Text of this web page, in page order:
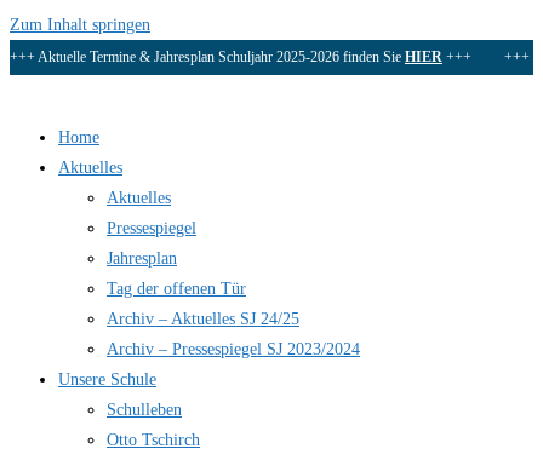
Zum Inhalt springen
+++ Aktuelle Termine & Jahresplan Schuljahr 2025-2026 finden Sie HIER +++ +++
Home
Aktuelles
Aktuelles
Pressespiegel
Jahresplan
Tag der offenen Tür
Archiv – Aktuelles SJ 24/25
Archiv – Pressespiegel SJ 2023/2024
Unsere Schule
Schulleben
Otto Tschirch